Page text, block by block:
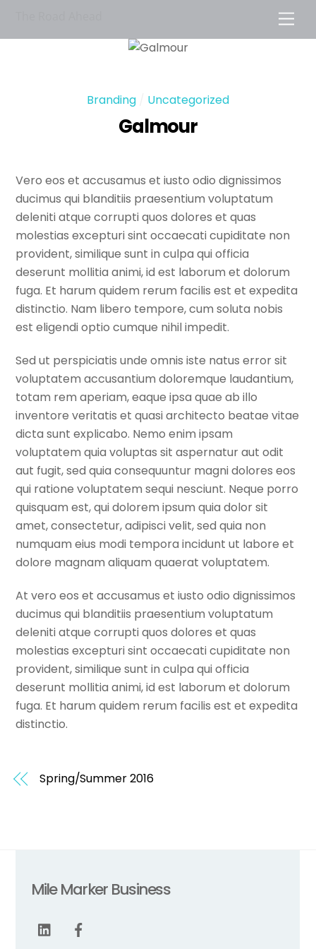
Branding Uncategorized
Galmour
Vero eos et accusamus et iusto odio dignissimos
ducimus qui blanditiis praesentium voluptatum
deleniti atque corrupti quos dolores et quas
molestias excepturi sint occaecati cupiditate non
provident, similique sunt in culpa qui officia
deserunt mollitia animi, id est laborum et dolorum
fuga. Et harum quidem rerum facilis est et expedita
distinctio. Nam libero tempore, cum soluta nobis
est eligendi optio cumque nihil impedit.
Sed ut perspiciatis unde omnis iste natus error sit
voluptatem accusantium doloremque laudantium,
totam rem aperiam, eaque ipsa quae ab illo
inventore veritatis et quasi architecto beatae vitae
dicta sunt explicabo. Nemo enim ipsam
voluptatem quia voluptas sit aspernatur aut odit
aut fugit, sed quia consequuntur magni dolores eos
qui ratione voluptatem sequi nesciunt. Neque porro
quisquam est, qui dolorem ipsum quia dolor sit
amet, consectetur, adipisci velit, sed quia non
numquam eius modi tempora incidunt ut labore et
dolore magnam aliquam quaerat voluptatem.
At vero eos et accusamus et iusto odio dignissimos
ducimus qui blanditiis praesentium voluptatum
deleniti atque corrupti quos dolores et quas
molestias excepturi sint occaecati cupiditate non
provident, similique sunt in culpa qui officia
deserunt mollitia animi, id est laborum et dolorum
fuga. Et harum quidem rerum facilis est et expedita
distinctio.
Spring/Summer 2016
Mile Marker Business